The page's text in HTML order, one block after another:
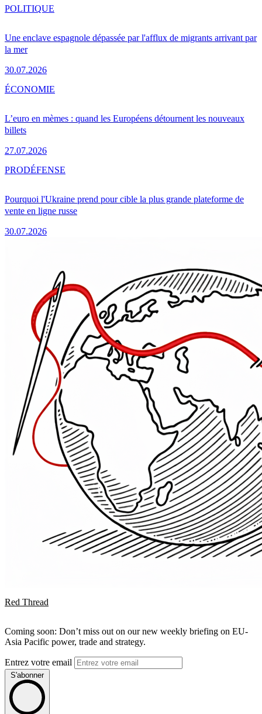
Une enclave espagnole dépassée par l'afflux de migrants arrivant par
la mer
30.07.2026
POLITIQUE
L’euro en mèmes : quand les Européens détournent les nouveaux
billets
27.07.2026
ÉCONOMIE
Pourquoi l'Ukraine prend pour cible la plus grande plateforme de
vente en ligne russe
30.07.2026
PRODÉFENSE
Red Thread
Coming soon: Don’t miss out on our new weekly briefing on EU-
Asia Pacific power, trade and strategy.
Entrez votre email
S'abonner